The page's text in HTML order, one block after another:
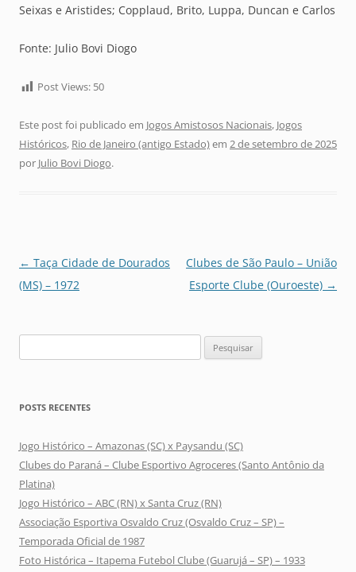
Seixas e Aristides; Copplaud, Brito, Luppa, Duncan e Carlos
Fonte: Julio Bovi Diogo
Post Views: 50
Este post foi publicado em Jogos Amistosos Nacionais, Jogos
Históricos, Rio de Janeiro (antigo Estado)em 2 de setembro de 2025
por Julio Bovi Diogo.
Navegação
de
← Taça Cidade de Dourados
(MS) – 1972
Clubes de São Paulo – União
Esporte Clube (Ouroeste) →
por:
POSTS RECENTES
Jogo Histórico – Amazonas (SC) x Paysandu (SC)
Clubes do Paraná – Clube Esportivo Agroceres (Santo Antônio da
Platina)
Jogo Histórico – ABC (RN) x Santa Cruz (RN)
Associação Esportiva Osvaldo Cruz (Osvaldo Cruz – SP) –
Temporada Oficial de 1987
Foto Histórica – Itapema Futebol Clube (Guarujá – SP) – 1933